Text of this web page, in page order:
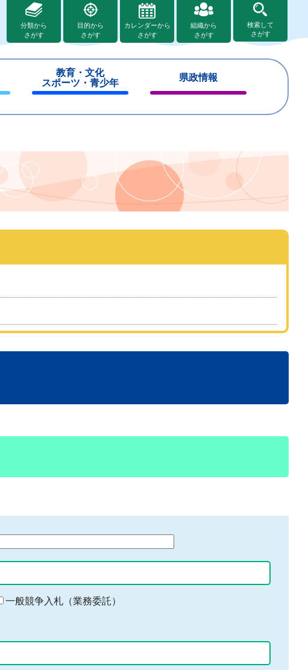
分類から
さがす
目的から
さがす
カレンダーから
さがす
組織から
さがす
検索して
さがす
教育・文化
スポーツ・青少年
じ
県政情報
じ
一般競争入札（業務委託）